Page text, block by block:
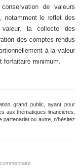
de valeurs
notamment le reflet des
la collecte des
des comptes rendus
à la valeur
forfaitaire minimum.
grand public, ayant pour
aux thématiques financières.
partenariat ou autre, n'hésitez